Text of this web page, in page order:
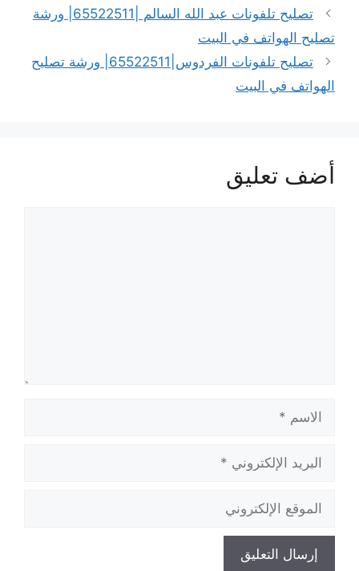
تصليح تلفونات عبد الله السالم |65522511| ورشة
تصليح الهواتف في البيت
تصليح تلفونات الفردوس|65522511| ورشة تصليح
الهواتف في البيت
أضف تعليق
الإلكتروني
الإلكتروني